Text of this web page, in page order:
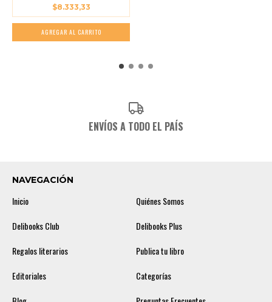
$8.333,33
ENVÍOS A TODO EL PAÍS
NAVEGACIÓN
Inicio
Quiénes Somos
Delibooks Club
Delibooks Plus
Regalos literarios
Publica tu libro
Editoriales
Categorías